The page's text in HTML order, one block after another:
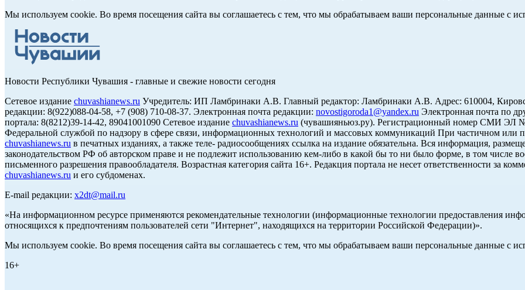
Мы используем cookie. Во время посещения сайта вы соглашаетесь с тем, что мы обрабатываем ваши персональные данные с
Новости Республики Чувашия - главные и свежие новости сегодня
Сетевое издание chuvashianews.ru Учредитель: ИП Ламбринаки А.В. Главный редактор: Ламбринаки А.В. Адрес: 610004,
редакции: 8(922)088-04-58, +7 (908) 710-08-37. Электронная почта редакции: novostigoroda1@yandex.ru Электронная почта по
портала: 8(8212)39-14-42, 89041001090 Сетевое издание chuvashianews.ru (чувашияньюз.ру). Регистрационный номер СМИ ЭЛ №
Федеральной службой по надзору в сфере связи, информационных технологий и массовых коммуникаций При частичном или
chuvashianews.ru в печатных изданиях, а также теле- радиосообщениях ссылка на издание обязательна. Вся информация,
законодательством РФ об авторском праве и не подлежит использованию кем-либо в какой бы то ни было форме, в том числе
письменного разрешения правообладателя. Возрастная категория сайта 16+. Редакция портала не несет ответственности за
chuvashianews.ru и его субдоменах.
E-mail редакции: x2dt@mail.ru
«На информационном ресурсе применяются рекомендательные технологии (информационные технологии предоставления
относящихся к предпочтениям пользователей сети "Интернет", находящихся на территории Российской Федерации)».
Мы используем cookie. Во время посещения сайта вы соглашаетесь с тем, что мы обрабатываем ваши персональные данные с
16+